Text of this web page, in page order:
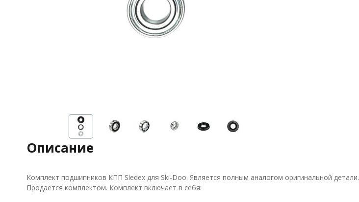
Описание
Комплект подшипников КПП Sledex для Ski-Doo. Является полным аналогом оригинальной детали.
Продается комплектом. Комплект включает в себя: